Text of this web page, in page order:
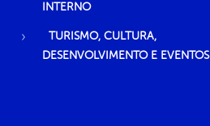
INTERNO
TURISMO, CULTURA,
DESENVOLVIMENTO E EVENTOS